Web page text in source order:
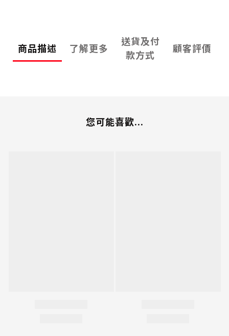
商品描述 了解更多
送貨及付
款方式
顧客評價
您可能喜歡...